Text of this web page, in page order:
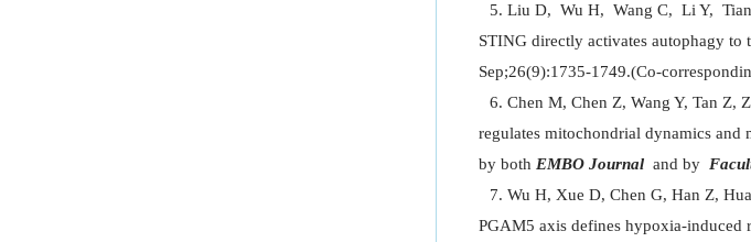
Liu D, Wu H, Wang C, Li Y,
STING directly activates autophagy to
Sep;26(9):1735-1749.(Co-
Chen M, Chen Z, Wang Y, Tan Z,
regulates mitochondrial dynamics and
by both EMBO Journaland by
Wu H, Xue D, Chen G, Han Z,
PGAM5 axis defines hypoxia-induced